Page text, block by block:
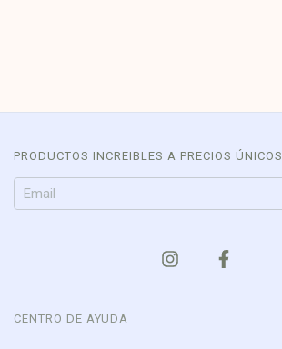
PRODUCTOS INCREIBLES A PRECIOS ÚNICOS
CENTRO DE AYUDA